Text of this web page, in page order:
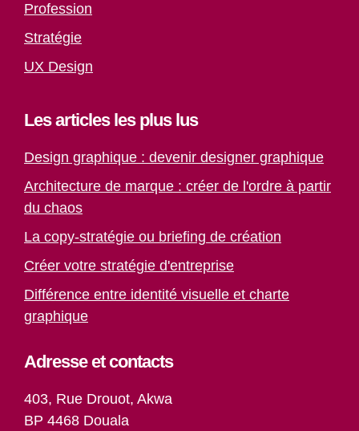
Profession
Stratégie
UX Design
Les articles les plus lus
Design graphique : devenir designer graphique
Architecture de marque : créer de l'ordre à partir
du chaos
La copy-stratégie ou briefing de création
Créer votre stratégie d'entreprise
Différence entre identité visuelle et charte
graphique
Adresse et contacts
403, Rue Drouot, Akwa
BP 4468 Douala